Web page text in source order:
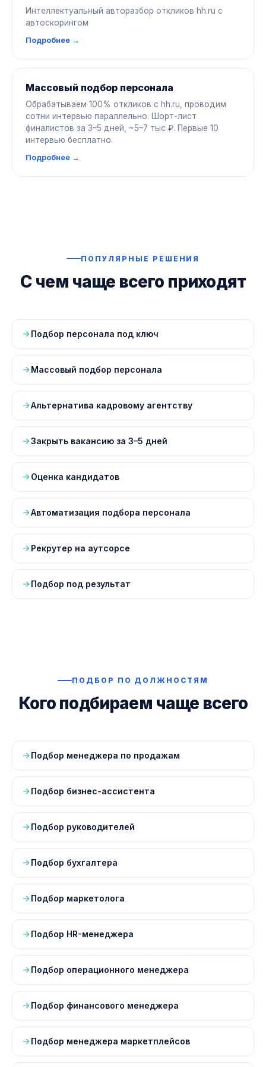
Интеллектуальный авторазбор откликов hh.ru с
автоскорингом
Подробнее →
Массовый подбор персонала
Обрабатываем 100% откликов с hh.ru, проводим
сотни интервью параллельно. Шорт-лист
финалистов за 3–5 дней, ~5–7 тыс ₽. Первые 10
интервью бесплатно.
Подробнее →
ПОПУЛЯРНЫЕ РЕШЕНИЯ
С чем чаще всего приходят
Подбор персонала под ключ
Массовый подбор персонала
Альтернатива кадровому агентству
Закрыть вакансию за 3–5 дней
Оценка кандидатов
Автоматизация подбора персонала
Рекрутер на аутсорсе
Подбор под результат
ПОДБОР ПО ДОЛЖНОСТЯМ
Кого подбираем чаще всего
Подбор менеджера по продажам
Подбор бизнес-ассистента
Подбор руководителей
Подбор бухгалтера
Подбор маркетолога
Подбор HR-менеджера
Подбор операционного менеджера
Подбор финансового менеджера
Подбор менеджера маркетплейсов